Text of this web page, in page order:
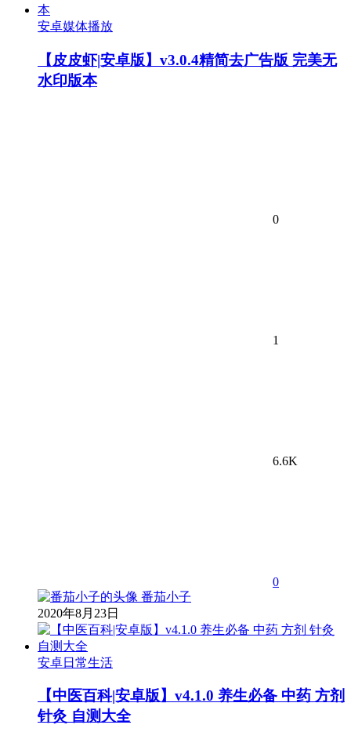
安卓媒体播放
【皮皮虾|安卓版】v3.0.4精简去广告版 完美无
水印版本
0
1
6.6K
0
番茄小子
2020年8月23日
安卓日常生活
【中医百科|安卓版】v4.1.0 养生必备 中药 方剂
针灸 自测大全